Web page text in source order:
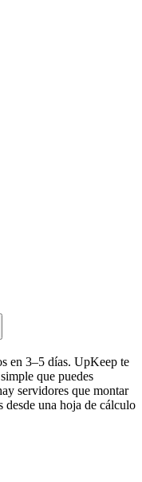
en 3–5 días. UpKeep te
que puedes
servidores que montar
una hoja de cálculo